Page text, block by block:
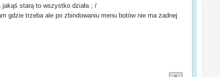
starą to wszystko działa ; /
gdzie trzeba ale po zbindowaniu menu botów nie ma żadnej